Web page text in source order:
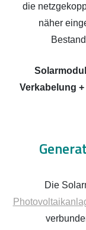
die
näher
Verkabelung
Die